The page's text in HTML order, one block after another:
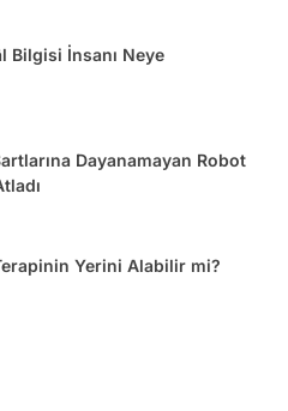
Bilgisi İnsanı Neye
Dayanamayan Robot
Yerini Alabilir mi?